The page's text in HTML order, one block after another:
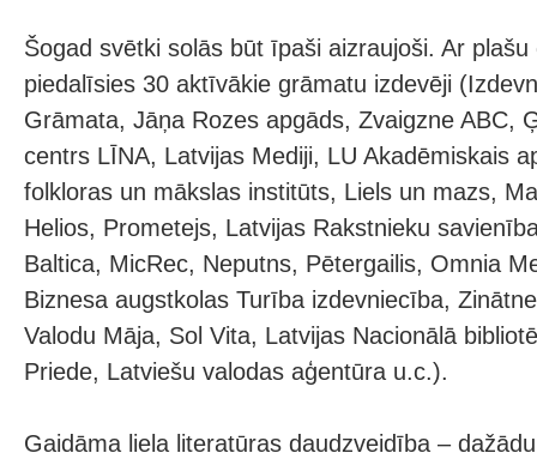
Šogad svētki solās būt īpaši aizraujoši. Ar
piedalīsies 30 aktīvākie grāmatu izdevēji
Grāmata, Jāņa Rozes apgāds, Zvaigzne ABC,
centrs LĪNA, Latvijas Mediji, LU Akadēmiskais
folkloras un mākslas institūts, Liels un mazs,
Helios, Prometejs, Latvijas Rakstnieku
Baltica, MicRec, Neputns, Pētergailis, Omnia
Biznesa augstkolas Turība izdevniecība,
Valodu Māja, Sol Vita, Latvijas Nacionālā
Priede, Latviešu valodas aģentūra u.c.).
Gaidāma liela literatūras daudzveidība –